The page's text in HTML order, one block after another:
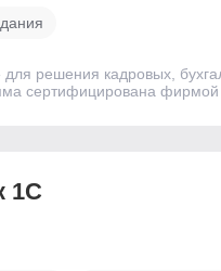
решения кадровых,
сертифицирована
1C